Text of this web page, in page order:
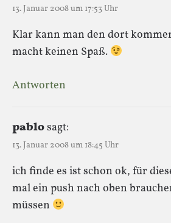
13. Januar 2008 um 17:53 Uhr
Klar kann man den dort
macht keinen Spaß.
Antworten
pablosagt:
13. Januar 2008 um 18:45 Uhr
ich finde es ist schon ok, für
mal ein push nach oben
müssen